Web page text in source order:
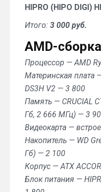
HIPRO (HIPO DIGI)
Итого: 3 000 руб.
AMD-сборка
Процессор — AMD
Материнская плата
DS3H V2 — 3 800
Память — CRUCIAL
Гб, 2 666 МГц) — 3
Видеокарта —
Накопитель — WD
Гб) — 2 100
Корпус — ATX
Блок питания —